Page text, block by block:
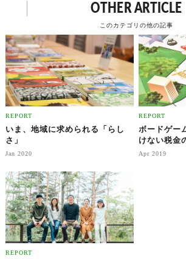
丁目PROJECT.の戦い方OTHER ARTICLE
このカテゴリの他の記事
REPORT
いま、地域に求められる「らし
さ」
Jan 2020
REPORT
ボードゲー
けない税金
Apr 2019
REPORT